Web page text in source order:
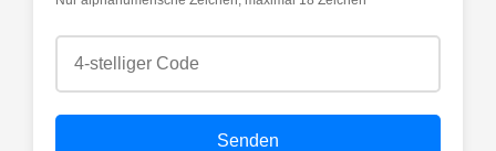
Senden